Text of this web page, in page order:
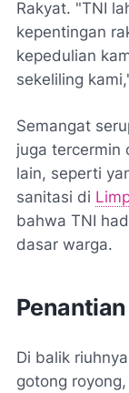
Rakyat. "TNI
kepentingan
kepedulian
sekeliling
Semangat
juga tercermin
lain, seperti
sanitasi di
bahwa TNI
dasar warga.
Di balik
gotong